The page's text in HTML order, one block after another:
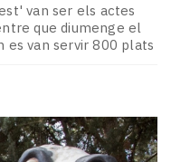
van ser els actes
que diumenge el
es van servir 800 plats